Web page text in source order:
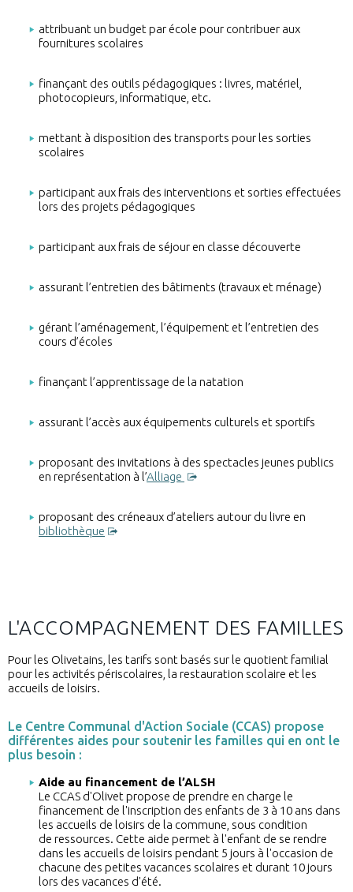
attribuant un budget par école pour contribuer aux
fournitures scolaires
finançant des outils pédagogiques : livres, matériel,
photocopieurs, informatique, etc.
mettant à disposition des transports pour les sorties
scolaires
participant aux frais des interventions et sorties effectuées
lors des projets pédagogiques
participant aux frais de séjour en classe découverte
assurant l’entretien des bâtiments (travaux et ménage)
gérant l’aménagement, l’équipement et l’entretien des
cours d’écoles
finançant l’apprentissage de la natation
assurant l’accès aux équipements culturels et sportifs
proposant des invitations à des spectacles jeunes publics
en représentation à l’Alliage
proposant des créneaux d’ateliers autour du livre en
bibliothèque
L'ACCOMPAGNEMENT DES FAMILLES
Pour les Olivetains, les tarifs sont basés sur le quotient familial
pour les activités périscolaires, la restauration scolaire et les
accueils de loisirs.
Le Centre Communal d'Action Sociale (CCAS) propose
différentes aides pour soutenir les familles qui en ont le
plus besoin :
Aide au financement de l’ALSH
Le CCAS d'Olivet propose de prendre en charge le
financement de l'inscription des enfants de 3 à 10 ans dans
les accueils de loisirs de la commune, sous condition
de ressources. Cette aide permet à l'enfant de se rendre
dans les accueils de loisirs pendant 5 jours à l'occasion de
chacune des petites vacances scolaires et durant 10 jours
lors des vacances d'été.